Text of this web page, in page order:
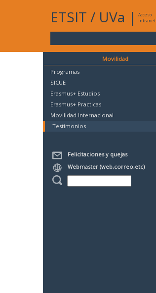
ETSIT / UVa |
Acceso
Intranet
Movilidad
Programas
SICUE
Erasmus+ Estudios
Erasmus+ Practicas
Movilidad Internacional
Testimonios
Felicitaciones y quejas
Webmaster (web,correo,etc)